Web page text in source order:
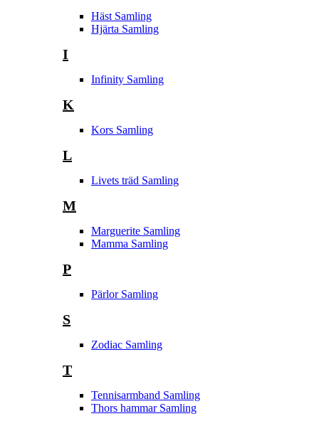
Häst Samling
Hjärta Samling
I
Infinity Samling
K
Kors Samling
L
Livets träd Samling
M
Marguerite Samling
Mamma Samling
P
Pärlor Samling
S
Zodiac Samling
T
Tennisarmband Samling
Thors hammar Samling